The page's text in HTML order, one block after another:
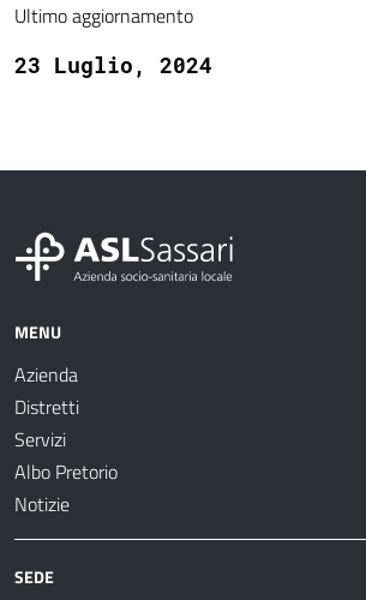
Ultimo aggiornamento
23 Luglio, 2024
MENU
Azienda
Distretti
Servizi
Albo Pretorio
Notizie
SEDE